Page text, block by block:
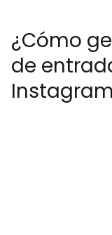
¿Cómo
de